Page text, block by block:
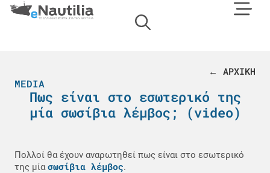
← ΑΡΧΙΚΗ
MEDIA
Πως είναι στο εσωτερικό της
μία σωσίβια λέμβος; (video)
Πολλοί θα έχουν αναρωτηθεί πως είναι στο εσωτερικό
της μίασωσίβια λέμβος.